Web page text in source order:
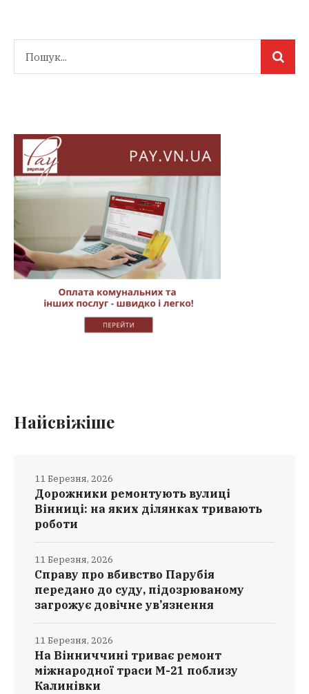
Найсвіжіше
Дорожники ремонтують вулиці
Вінниці: на яких ділянках тривають
роботи
11 Березня, 2026
Справу про вбивство Парубія
передано до суду, підозрюваному
загрожує довічне ув’язнення
11 Березня, 2026
На Вінниччині триває ремонт
міжнародної траси М-21 поблизу
Калинівки
11 Березня, 2026